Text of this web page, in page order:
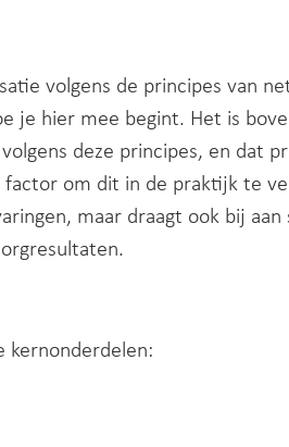
volgens de principes van
je hier mee begint. Het is
deze principes, en dat
factor om dit in de praktijk te
maar draagt ook bij
kernonderdelen: